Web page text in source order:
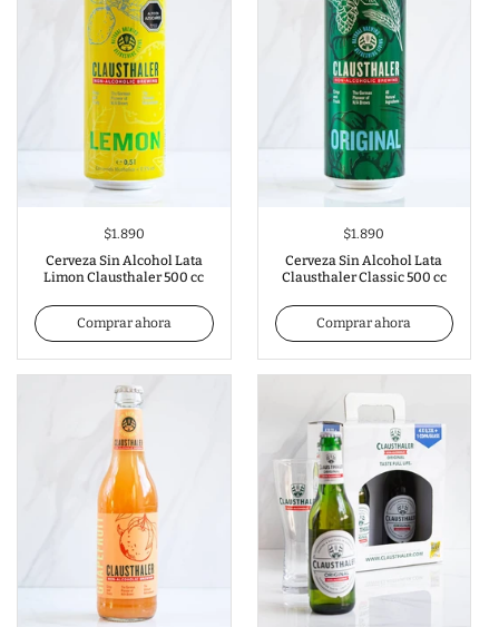
$1.890
Cerveza Sin Alcohol Lata
Limon Clausthaler 500 cc
Comprar ahora
$1.890
Cerveza Sin Alcohol Lata
Clausthaler Classic 500 cc
Comprar ahora